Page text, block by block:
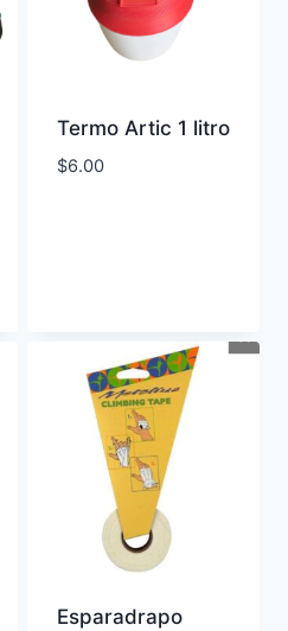
Termo Artic 1 litro
$6.00
Esparadrapo